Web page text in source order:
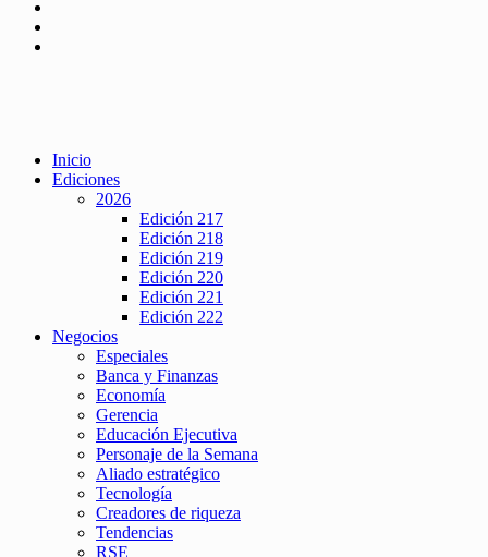
Inicio
Ediciones
2026
Edición 217
Edición 218
Edición 219
Edición 220
Edición 221
Edición 222
Negocios
Especiales
Banca y Finanzas
Economía
Gerencia
Educación Ejecutiva
Personaje de la Semana
Aliado estratégico
Tecnología
Creadores de riqueza
Tendencias
RSE